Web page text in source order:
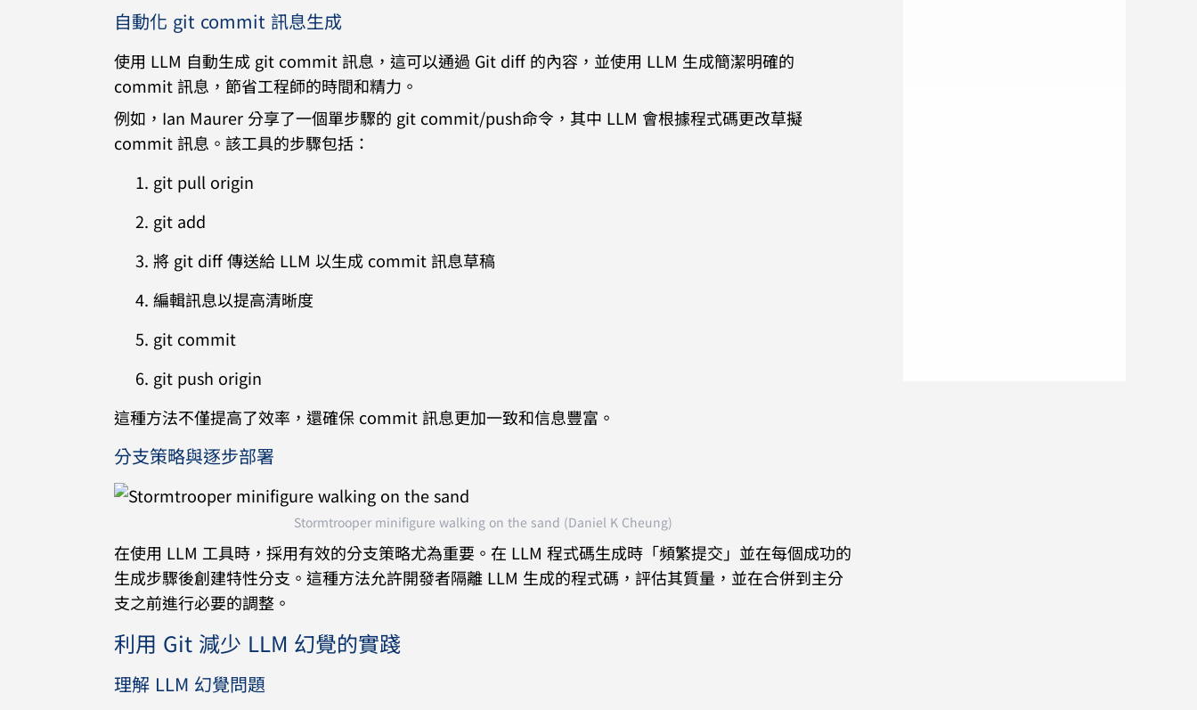
自動化 git commit 訊息生成
使用 LLM 自動生成 git commit 訊息，這可以通過 Git diff 的內容，並使用 LLM 生成簡潔明確的
commit 訊息，節省工程師的時間和精力。
例如，Ian Maurer 分享了一個單步驟的 git commit/push命令，其中 LLM 會根據程式碼更改草擬
commit 訊息。該工具的步驟包括：
git pull origin
git add
將 git diff 傳送給 LLM 以生成 commit 訊息草稿
編輯訊息以提高清晰度
git commit
git push origin
這種方法不僅提高了效率，還確保 commit 訊息更加一致和信息豐富。
分支策略與逐步部署
Stormtrooper minifigure walking on the sand (Daniel K Cheung)
在使用 LLM 工具時，採用有效的分支策略尤為重要。在 LLM 程式碼生成時「頻繁提交」並在每個成功的
生成步驟後創建特性分支。這種方法允許開發者隔離 LLM 生成的程式碼，評估其質量，並在合併到主分
支之前進行必要的調整。
利用 Git 減少 LLM 幻覺的實踐
理解 LLM 幻覺問題